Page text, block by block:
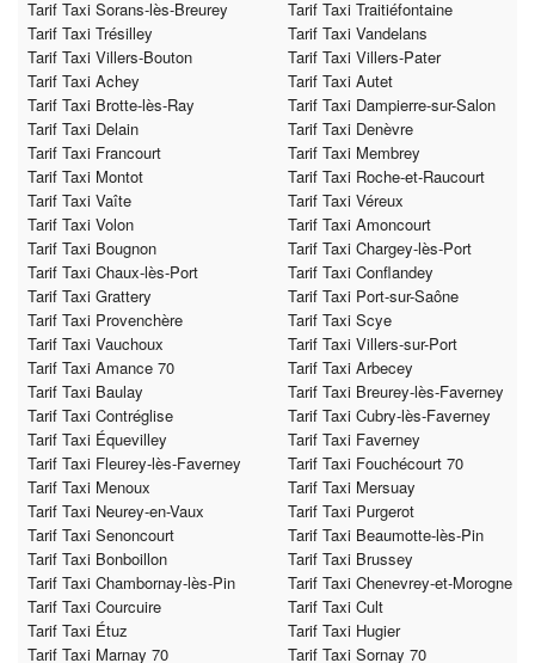
Tarif Taxi Sorans-lès-Breurey
Tarif Taxi Traitiéfontaine
Tarif Taxi Trésilley
Tarif Taxi Vandelans
Tarif Taxi Villers-Bouton
Tarif Taxi Villers-Pater
Tarif Taxi Achey
Tarif Taxi Autet
Tarif Taxi Brotte-lès-Ray
Tarif Taxi Dampierre-sur-Salon
Tarif Taxi Delain
Tarif Taxi Denèvre
Tarif Taxi Francourt
Tarif Taxi Membrey
Tarif Taxi Montot
Tarif Taxi Roche-et-Raucourt
Tarif Taxi Vaîte
Tarif Taxi Véreux
Tarif Taxi Volon
Tarif Taxi Amoncourt
Tarif Taxi Bougnon
Tarif Taxi Chargey-lès-Port
Tarif Taxi Chaux-lès-Port
Tarif Taxi Conflandey
Tarif Taxi Grattery
Tarif Taxi Port-sur-Saône
Tarif Taxi Provenchère
Tarif Taxi Scye
Tarif Taxi Vauchoux
Tarif Taxi Villers-sur-Port
Tarif Taxi Amance 70
Tarif Taxi Arbecey
Tarif Taxi Baulay
Tarif Taxi Breurey-lès-Faverney
Tarif Taxi Contréglise
Tarif Taxi Cubry-lès-Faverney
Tarif Taxi Équevilley
Tarif Taxi Faverney
Tarif Taxi Fleurey-lès-Faverney
Tarif Taxi Fouchécourt 70
Tarif Taxi Menoux
Tarif Taxi Mersuay
Tarif Taxi Neurey-en-Vaux
Tarif Taxi Purgerot
Tarif Taxi Senoncourt
Tarif Taxi Beaumotte-lès-Pin
Tarif Taxi Bonboillon
Tarif Taxi Brussey
Tarif Taxi Chambornay-lès-Pin
Tarif Taxi Chenevrey-et-Morogne
Tarif Taxi Courcuire
Tarif Taxi Cult
Tarif Taxi Étuz
Tarif Taxi Hugier
Tarif Taxi Marnay 70
Tarif Taxi Sornay 70